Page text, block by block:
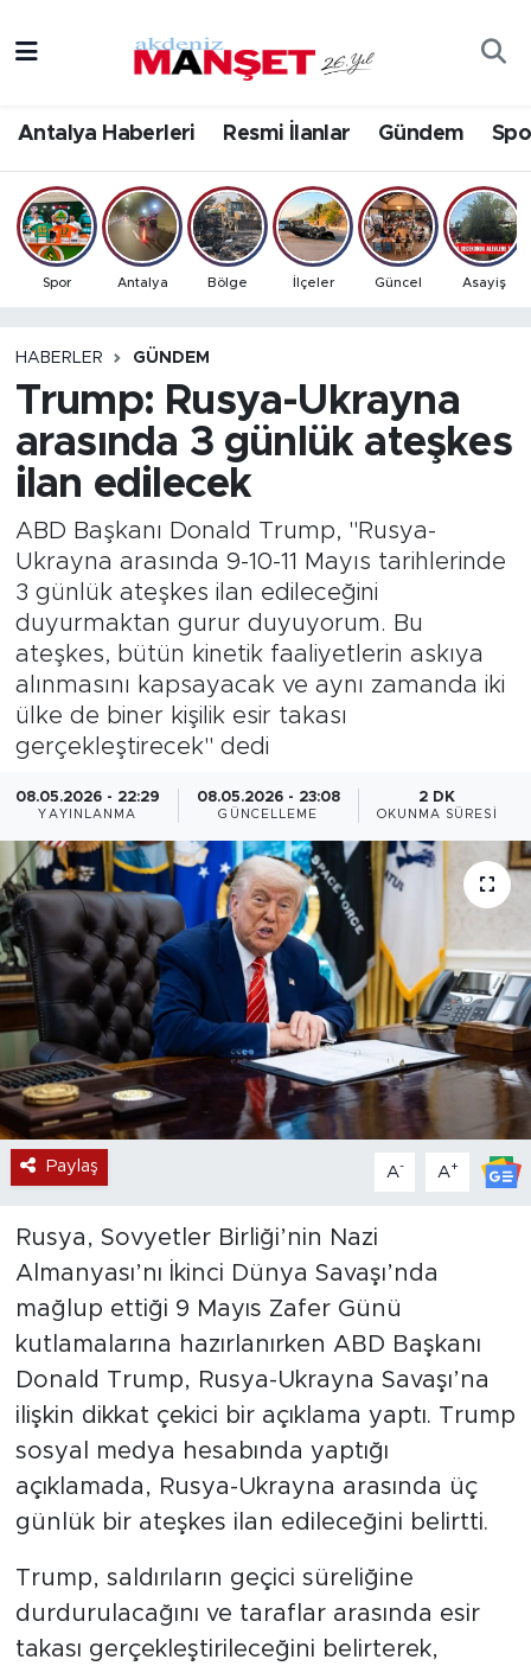
Antalya Haberleri Resmi İlanlar Gündem
Spor Antalya Bölge İlçeler Güncel Asayiş
HABERLER GÜNDEM
Trump: Rusya-Ukrayna
arasında 3 günlük ateşkes
ilan edilecek
ABD Başkanı Donald Trump, "Rusya-
Ukrayna arasında 9-10-11 Mayıs tarihlerinde
3 günlük ateşkes ilan edileceğini
duyurmaktan gurur duyuyorum. Bu
ateşkes, bütün kinetik faaliyetlerin askıya
alınmasını kapsayacak ve aynı zamanda iki
ülke de biner kişilik esir takası
gerçekleştirecek" dedi
08.05.2026 - 22:29
YAYINLANMA
08.05.2026 - 23:08
GÜNCELLEME
2 DK
OKUNMA SÜRESI
Paylaş A- A+
Rusya, Sovyetler Birliği’nin Nazi
Almanyası’nı İkinci Dünya Savaşı’nda
mağlup ettiği 9 Mayıs Zafer Günü
kutlamalarına hazırlanırken ABD Başkanı
Donald Trump, Rusya-Ukrayna Savaşı’na
ilişkin dikkat çekici bir açıklama yaptı. Trump
sosyal medya hesabında yaptığı
açıklamada, Rusya-Ukrayna arasında üç
günlük bir ateşkes ilan edileceğini belirtti.
Trump, saldırıların geçici süreliğine
durdurulacağını ve taraflar arasında esir
takası gerçekleştirileceğini belirterek,
Bilim & Teknoloji
Eğitim
Ekonomi
Gündem
İlçeler
Magazin
Özel Haber
Politika
Resmi İlanlar
Sağlık
Spor
Turizm
Antalya Hava Durumu
Antalya Namaz Vakitleri
Antalya Trafik Yoğunluk Haritası
Tüm Manşetler
Son Dakika Haberleri